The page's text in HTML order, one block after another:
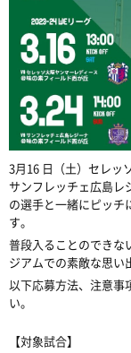
3月16 日（土）セレッ
サンフレッチェ広島レ
の選手と一緒にピッチ
す。
普段入ることのできな
ジアムでの素敵な思い
以下応募方法、注意事
い。
【対象試合】